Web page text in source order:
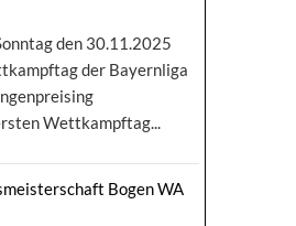
den 30.11.2025
der Bayernliga
Wettkampftag...
Bogen WA